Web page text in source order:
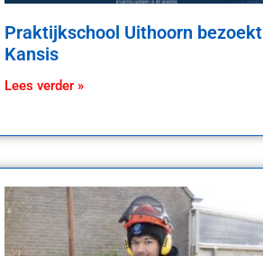
Praktijkschool Uithoorn bezoekt
Kansis
Lees verder »